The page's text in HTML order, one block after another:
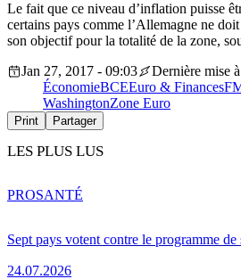
Le fait que ce niveau d’inflation puisse
certains pays comme l’Allemagne ne
son objectif pour la totalité de la zone,
Jan 27, 2017 - 09:03
Dernière mise
ÉconomieBCEEuro & Finances
WashingtonZone Euro
Print Partager
LES PLUS LUS
Sept pays votent contre le programme
24.07.2026
PROSANTÉ